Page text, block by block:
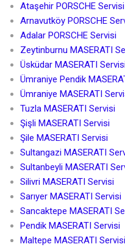
Ataşehir PORSCHE Servisi
Arnavutköy PORSCHE
Adalar PORSCHE Servisi
Zeytinburnu MASERATI
Üsküdar MASERATI
Ümraniye Pendik
Ümraniye MASERATI
Tuzla MASERATI Servisi
Şişli MASERATI Servisi
Şile MASERATI Servisi
Sultangazi MASERATI
Sultanbeyli MASERATI
Silivri MASERATI Servisi
Sarıyer MASERATI Servisi
Sancaktepe MASERATI
Pendik MASERATI Servisi
Maltepe MASERATI Servisi